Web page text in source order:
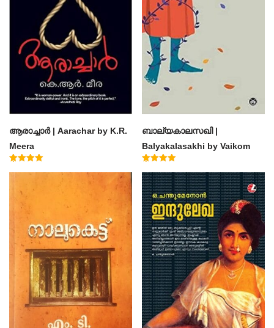
ആരാച്ചാര്‍ | Aarachar by K.R.
Meera
ബാല്യകാലസഖി |
Balyakalasakhi by Vaikom
Muhammad Basheer
4.60
out of 5